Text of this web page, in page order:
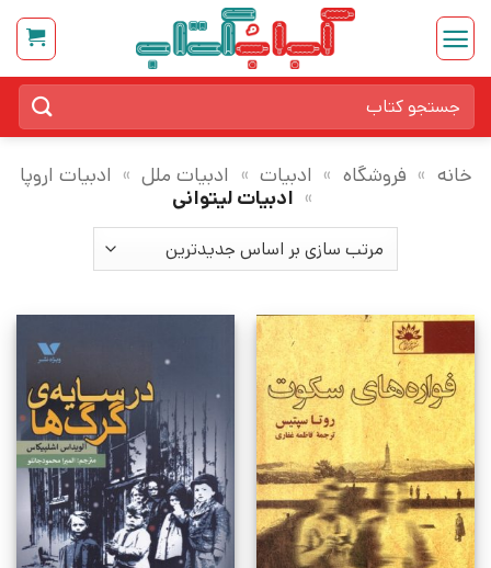
Skip
content
برای:
خانه » فروشگاه » ادبیات » ادبیات ملل » ادبیات اروپا
» ادبیات لیتوانی